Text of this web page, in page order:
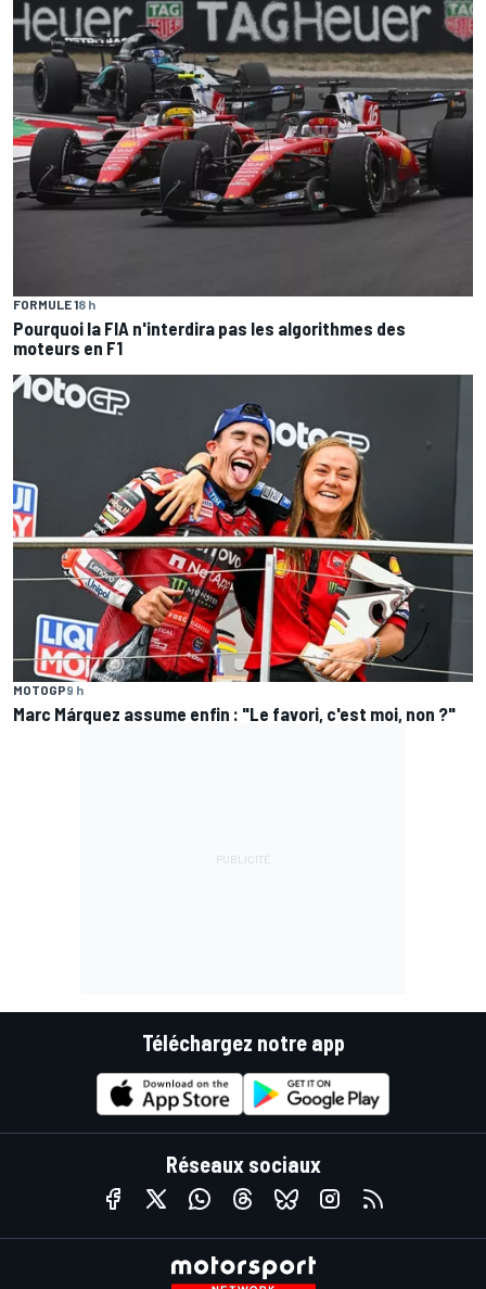
FORMULE 18 h
Pourquoi la FIA n'interdira pas les algorithmes des
moteurs en F1
MOTOGP9 h
Marc Márquez assume enfin : "Le favori, c'est moi, non ?"
Téléchargez notre app
Réseaux sociaux